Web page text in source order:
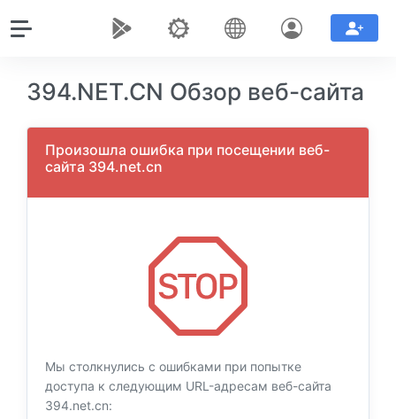
394.NET.CN Обзор веб-сайта
Произошла ошибка при посещении веб-
сайта 394.net.cn
Мы столкнулись с ошибками при попытке
доступа к следующим URL-адресам веб-сайта
394.net.cn: